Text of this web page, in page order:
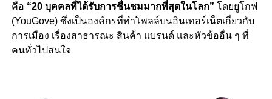
คือ “20 บุคคลที่ได้รับการชื่นชมมากที่สุดในโลก” โดยยูโกฟ
(YouGove) ซึ่งเป็นองค์กรที่ทำโพลล์บนอินเทอร์เน็ตเกี่ยวกับ
การเมือง เรื่องสาธารณะ สินค้า แบรนด์ และหัวข้ออื่น ๆ ที่
คนทั่วไปสนใจ